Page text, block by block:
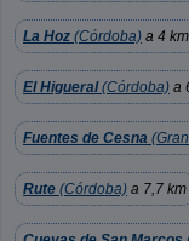
La Hoz (Córdoba) a 4 km
El Higueral(Córdoba) a
Fuentes de Cesna
Rute (Córdoba) a 7,7 km